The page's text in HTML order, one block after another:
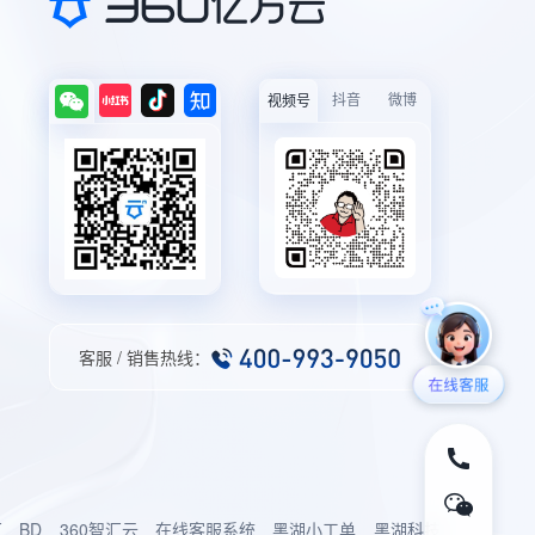
视频号 抖音 微博
客服 / 销售热线：
BD 360智汇云 在线客服系统 黑湖小工单 黑湖科技